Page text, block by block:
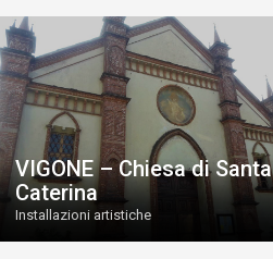
VIGONE – Chiesa di Santa
Caterina
Installazioni artistiche